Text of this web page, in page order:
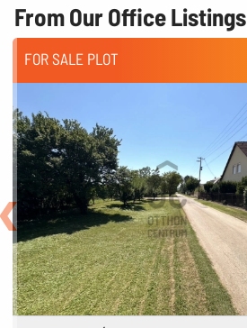
From Our Office Listings
FOR SALE PLOT
Back